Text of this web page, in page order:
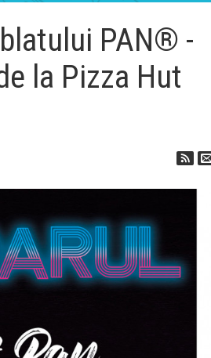
PAN® -
la Pizza Hut